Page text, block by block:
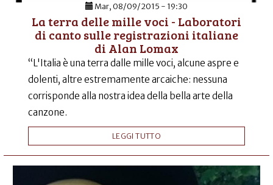
Mar, 08/09/2015 - 19:30
La terra delle mille voci - Laboratori
di canto sulle registrazioni italiane
di Alan Lomax
“L'Italia è una terra dalle mille voci, alcune aspre e
dolenti, altre estremamente arcaiche: nessuna
corrisponde alla nostra idea della bella arte della
canzone.
LEGGI TUTTO